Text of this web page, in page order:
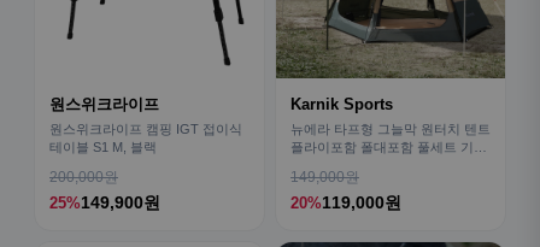
원스위크라이프
원스위크라이프 캠핑 IGT 접이식
테이블 S1 M, 블랙
200,000원
25%149,900원
Karnik Sports
뉴에라 타프형 그늘막 원터치 텐트
플라이포함 폴대포함 풀세트 기본
149,000원
20%119,000원